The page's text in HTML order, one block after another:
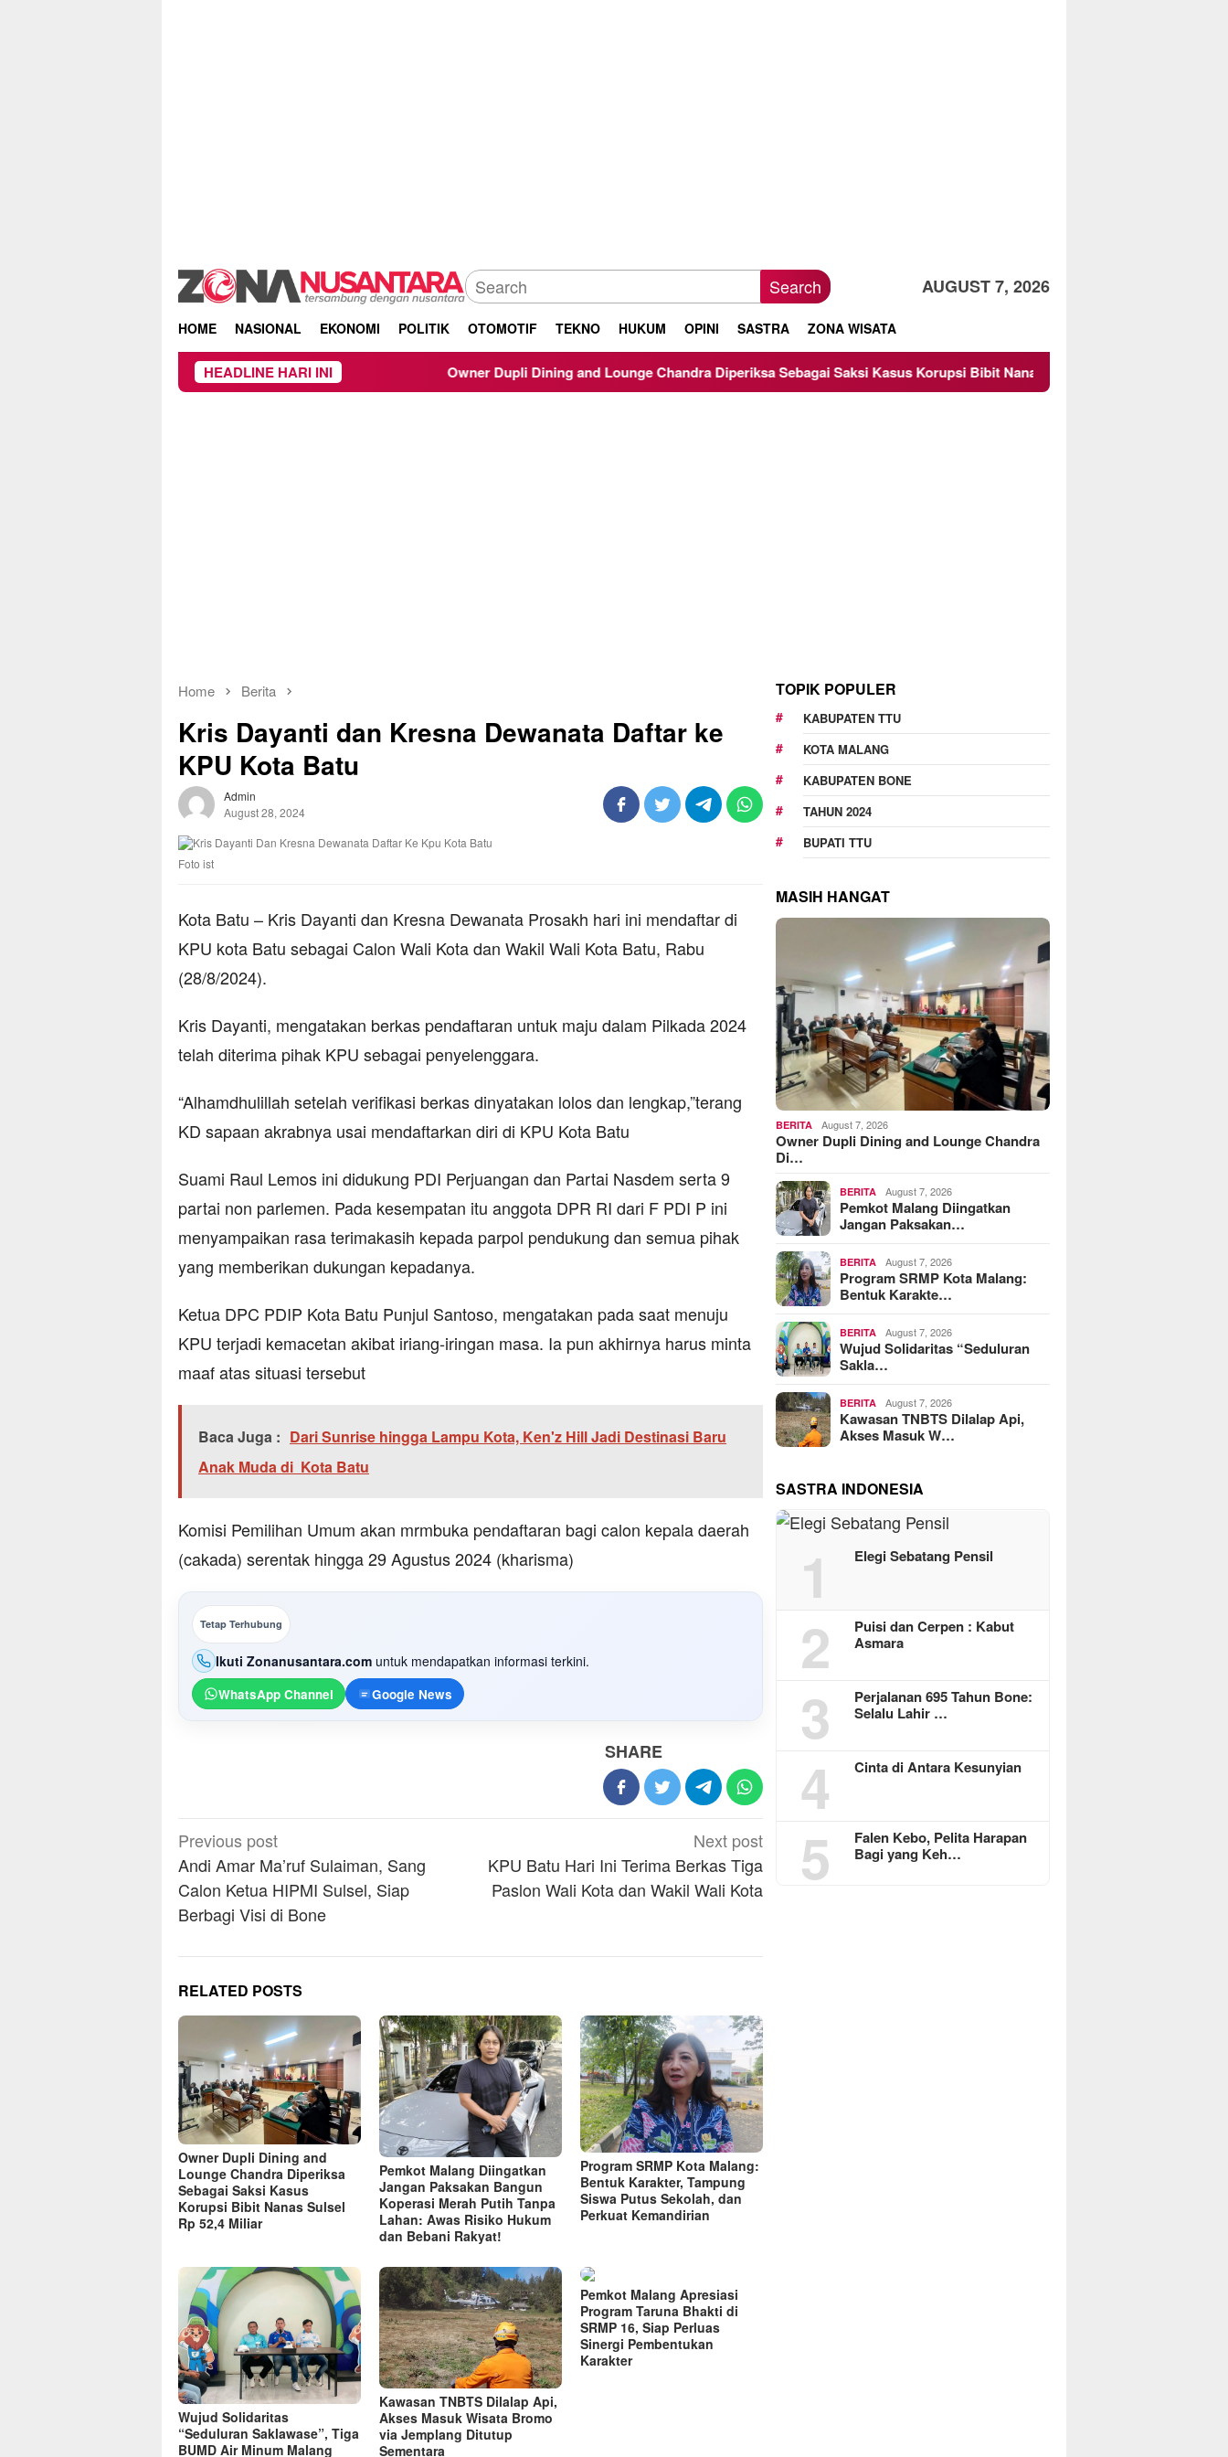
Search AUGUST 7, 2026
HOME NASIONAL EKONOMI POLITIK OTOMOTIF TEKNO HUKUM OPINI SASTRA ZONA WISATA
HEADLINE HARI INI Owner Dupli Dining and Lounge Chandra Diperiksa Sebagai Saksi Kasus Korupsi Bibit Nanas Sulsel Rp 52,4 Miliar
Home Berita
Kris Dayanti dan Kresna Dewanata Daftar ke
KPU Kota Batu
Admin
August 28, 2024
Foto ist
Kota Batu – Kris Dayanti dan Kresna Dewanata Prosakh hari ini mendaftar di
KPU kota Batu sebagai Calon Wali Kota dan Wakil Wali Kota Batu, Rabu
(28/8/2024).
Kris Dayanti, mengatakan berkas pendaftaran untuk maju dalam Pilkada 2024
telah diterima pihak KPU sebagai penyelenggara.
“Alhamdhulillah setelah verifikasi berkas dinyatakan lolos dan lengkap,”terang
KD sapaan akrabnya usai mendaftarkan diri di KPU Kota Batu
Suami Raul Lemos ini didukung PDI Perjuangan dan Partai Nasdem serta 9
partai non parlemen. Pada kesempatan itu anggota DPR RI dari F PDI P ini
menyampaikan rasa terimakasih kepada parpol pendukung dan semua pihak
yang memberikan dukungan kepadanya.
Ketua DPC PDIP Kota Batu Punjul Santoso, mengatakan pada saat menuju
KPU terjadi kemacetan akibat iriang-iringan masa. Ia pun akhirnya harus minta
maaf atas situasi tersebut
Baca Juga : Dari Sunrise hingga Lampu Kota, Ken'z Hill Jadi Destinasi Baru
Anak Muda di Kota Batu
Komisi Pemilihan Umum akan mrmbuka pendaftaran bagi calon kepala daerah
(cakada) serentak hingga 29 Agustus 2024 (kharisma)
Tetap Terhubung
Ikuti Zonanusantara.com untuk mendapatkan informasi terkini.
WhatsApp Channel Google News
SHARE
Post
navigation
Previous post
Andi Amar Ma’ruf Sulaiman, Sang
Calon Ketua HIPMI Sulsel, Siap
Berbagi Visi di Bone
Next post
KPU Batu Hari Ini Terima Berkas Tiga
Paslon Wali Kota dan Wakil Wali Kota
RELATED POSTS
Owner Dupli Dining and
Lounge Chandra Diperiksa
Sebagai Saksi Kasus
Korupsi Bibit Nanas Sulsel
Rp 52,4 Miliar
Pemkot Malang Diingatkan
Jangan Paksakan Bangun
Koperasi Merah Putih Tanpa
Lahan: Awas Risiko Hukum
dan Bebani Rakyat!
Program SRMP Kota Malang:
Bentuk Karakter, Tampung
Siswa Putus Sekolah, dan
Perkuat Kemandirian
Wujud Solidaritas
“Seduluran Saklawase”, Tiga
BUMD Air Minum Malang
Kawasan TNBTS Dilalap Api,
Akses Masuk Wisata Bromo
via Jemplang Ditutup
Sementara
Pemkot Malang Apresiasi
Program Taruna Bhakti di
SRMP 16, Siap Perluas
Sinergi Pembentukan
Karakter
TOPIK POPULER
KABUPATEN TTU
KOTA MALANG
KABUPATEN BONE
TAHUN 2024
BUPATI TTU
MASIH HANGAT
BERITA August 7, 2026
Owner Dupli Dining and Lounge Chandra
Di…
BERITA August 7, 2026
Pemkot Malang Diingatkan
Jangan Paksakan…
BERITA August 7, 2026
Program SRMP Kota Malang:
Bentuk Karakte…
BERITA August 7, 2026
Wujud Solidaritas “Seduluran
Sakla…
BERITA August 7, 2026
Kawasan TNBTS Dilalap Api,
Akses Masuk W…
SASTRA INDONESIA
1 Elegi Sebatang Pensil
2
Puisi dan Cerpen : Kabut
Asmara
3
Perjalanan 695 Tahun Bone:
Selalu Lahir …
4 Cinta di Antara Kesunyian
5
Falen Kebo, Pelita Harapan
Bagi yang Keh…